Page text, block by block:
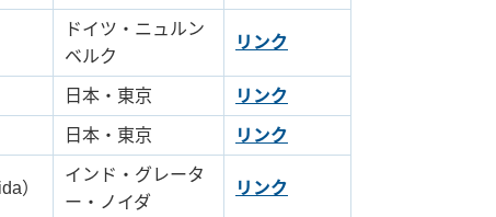
ドイツ・ニュルン
ベルク
リンク
日本・東京 リンク
日本・東京 リンク
）
インド・グレータ
ー・ノイダ
リンク